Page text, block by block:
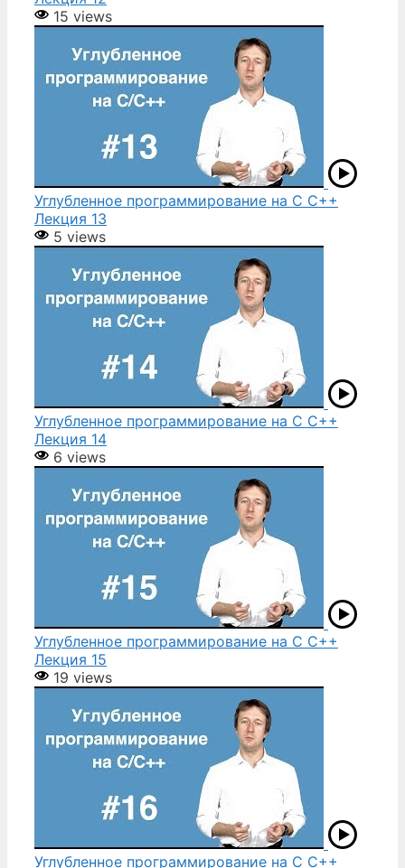
15 views
Углубленное программирование на С С++
Лекция 13
5 views
Углубленное программирование на С С++
Лекция 14
6 views
Углубленное программирование на С С++
Лекция 15
19 views
Углубленное программирование на С С++